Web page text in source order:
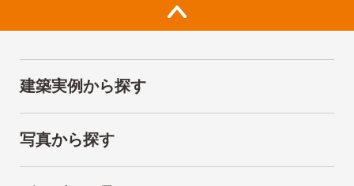
建築実例から探す
写真から探す